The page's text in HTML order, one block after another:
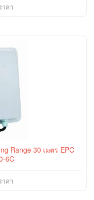
คา
Range 30 เมตร EPC
6C
คา